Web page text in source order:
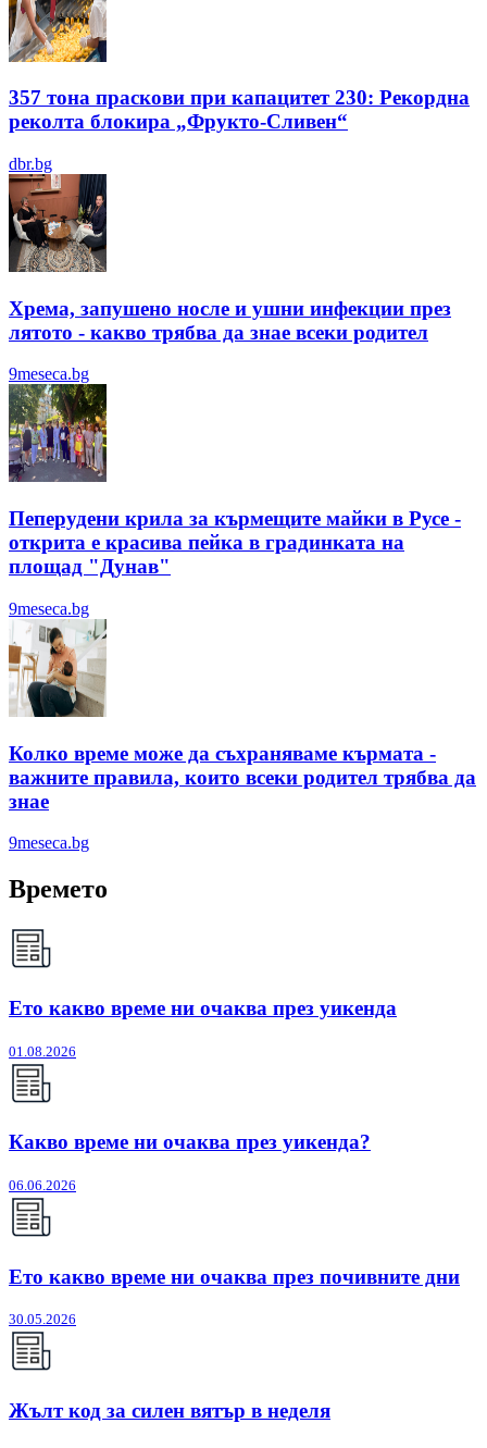
357 тона праскови при капацитет 230: Рекордна
реколта блокира „Фрукто-Сливен“
dbr.bg
Хрема, запушено носле и ушни инфекции през
лятотo - какво трябва да знае всеки родител
9meseca.bg
Пеперудени крила за кърмещите майки в Русе -
открита е красива пейка в градинката на
площад "Дунав"
9meseca.bg
Колко време може да съхраняваме кърмата -
важните правила, които всеки родител трябва да
знае
9meseca.bg
Времето
Ето какво време ни очаква през уикенда
01.08.2026
Какво време ни очаква през уикенда?
06.06.2026
Ето какво време ни очаква през почивните дни
30.05.2026
Жълт код за силен вятър в неделя